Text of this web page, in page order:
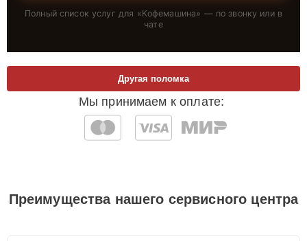
Полный список услуг для «Кофемашина» — по звонку или в
чате
Мы принимаем к оплате:
Другая поломка
Преимущества нашего сервисного центра